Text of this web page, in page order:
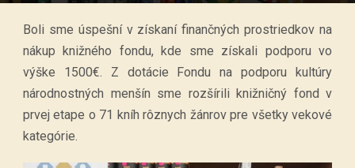
Boli sme úspešní v získaní finančných prostriedkov na
nákup knižného fondu, kde sme získali podporu vo
výške 1500€. Z dotácie Fondu na podporu kultúry
národnostných menšín sme rozšírili knižničný fond v
prvej etape o 71 kníh rôznych žánrov pre všetky vekové
kategórie.